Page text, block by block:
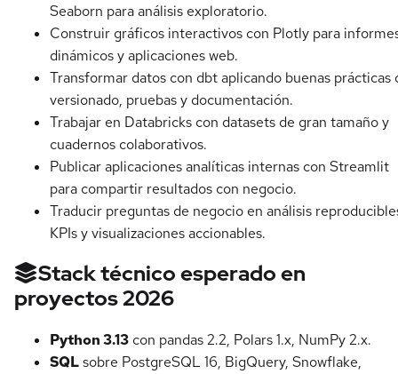
Seaborn para análisis exploratorio.
Construir gráficos interactivos con Plotly para
dinámicos y aplicaciones web.
Transformar datos con dbt aplicando buenas prácticas
versionado, pruebas y documentación.
Trabajar en Databricks con datasets de gran tamaño y
cuadernos colaborativos.
Publicar aplicaciones analíticas internas con Streamlit
para compartir resultados con negocio.
Traducir preguntas de negocio en análisis
KPIs y visualizaciones accionables.
Stack técnico esperado en
proyectos 2026
Python 3.13 con pandas 2.2, Polars 1.x, NumPy 2.x.
SQLsobre PostgreSQL 16, BigQuery, Snowflake,